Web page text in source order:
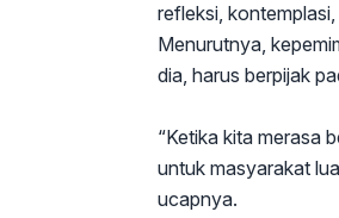
refleksi,
Menurutnya,
dia, harus berpijak
“Ketika kita merasa
untuk masyarakat
ucapnya.